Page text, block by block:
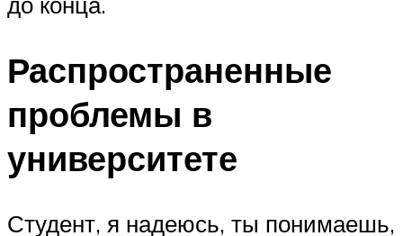
Распространенные
проблемы в
университете
Студент, я надеюсь, ты понимаешь,